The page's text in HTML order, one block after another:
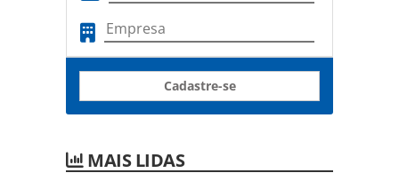
Cadastre-se
MAIS LIDAS